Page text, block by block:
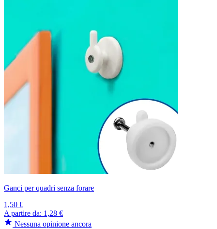
Ganci per quadri senza forare
1,50 €
A partire da: 1,28 €
Nessuna opinione ancora